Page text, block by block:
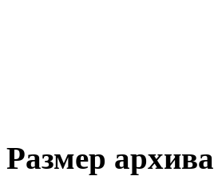
Размер архива